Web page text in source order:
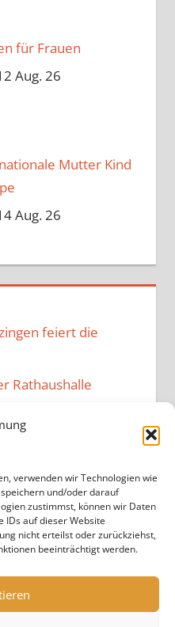
verwenden wir Technologien wie
und/oder darauf
zustimmst, können wir Daten
IDs auf dieser Website
nicht erteilst oder zurückziehst,
beeinträchtigt werden.
für Frauen
Aug. 26
Mutter Kind
Aug. 26
feiert die
Rathaushalle